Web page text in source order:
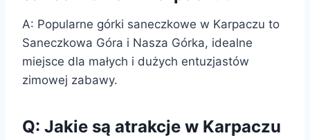
A: Popularne górki saneczkowe w Karpaczu to
Saneczkowa Góra i Nasza Górka, idealne
miejsce dla małych i dużych entuzjastów
zimowej zabawy.
Q: Jakie są atrakcje w Karpaczu